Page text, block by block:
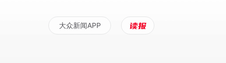
大众新闻APP